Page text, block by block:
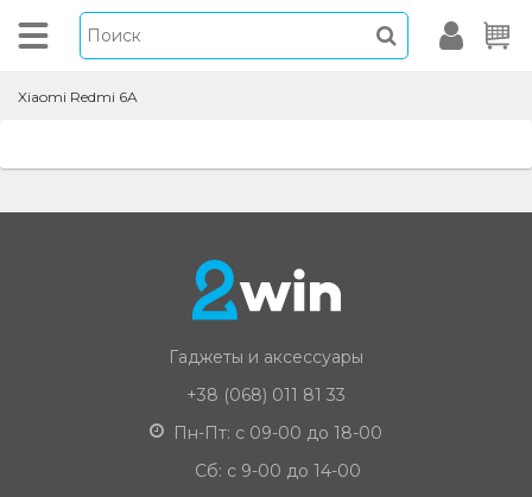
Xiaomi Redmi 6A
Гаджеты и аксессуары
+38 (068) 011 81 33
Пн-Пт: с 09-00 до 18-00
Сб: с 9-00 до 14-00